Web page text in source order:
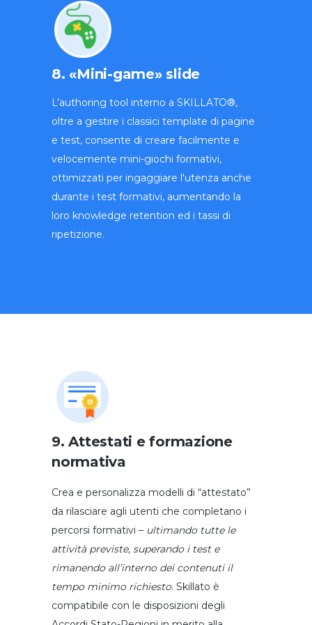
8. «Mini-game» slide
L’authoring tool interno a SKILLATO®,
oltre a gestire i classici template di pagine
e test, consente di creare facilmente e
velocemente mini-giochi formativi,
ottimizzati per ingaggiare l'utenza anche
durante i test formativi, aumentando la
loro knowledge retention ed i tassi di
ripetizione.
9. Attestati e formazione
normativa
Crea e personalizza modelli di “attestato”
da rilasciare agli utenti che completano i
percorsi formativi – ultimando tutte le
attività previste, superando i test e
rimanendo all’interno dei contenuti il
tempo minimo richiesto. Skillato è
compatibile con le disposizioni degli